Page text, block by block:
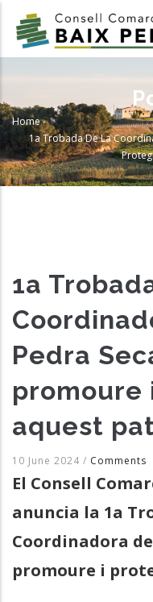
main
Home-
1a Trobada De La
1a
Pedra
promoure
aquest
10 June 2024 / Comments
El Consell
anuncia la 1a
Coordinadora
promoure i